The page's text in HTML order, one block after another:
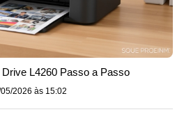
L4260 Passo a Passo
2026 às 15:02